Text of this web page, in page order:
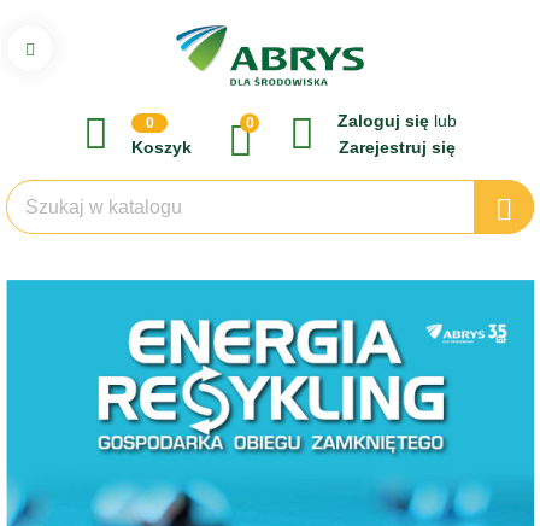
0
Koszyk
0 Zaloguj się lub
Zarejestruj się